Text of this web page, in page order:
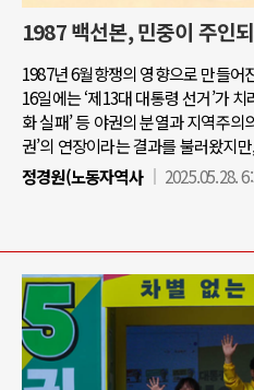
1987 백선본, 민중이 주인
1987년 6월항쟁의 영향으로 만들어
16일에는 ‘제13대 대통령 선거’가
화 실패’ 등 야권의 분열과 지역주의
권’의 연장이라는 결과를 불러왔지
정경원(노동자역사
2025.05.28.